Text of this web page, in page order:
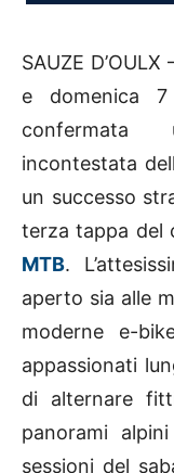
SAUZE
e domenica
confermata
incontestata
un successo
terza tappa del
MTB.
aperto sia alle
moderne e-
appassionati
di alternare
panorami
sessioni del